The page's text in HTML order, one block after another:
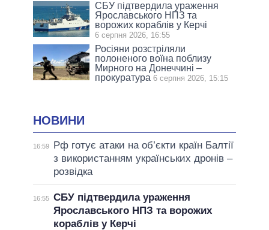
СБУ підтвердила ураження
Ярославського НПЗ та
ворожих кораблів у Керчі
6 серпня 2026, 16:55
Росіяни розстріляли
полоненого воїна поблизу
Мирного на Донеччині –
прокуратура 6 серпня 2026, 15:15
НОВИНИ
16:59
Рф готує атаки на об’єкти країн Балтії
з використанням українських дронів –
розвідка
16:55 СБУ підтвердила ураження
Ярославського НПЗ та ворожих
кораблів у Керчі